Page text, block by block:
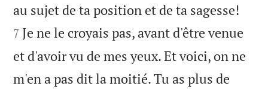
au sujet de ta position et de ta sagesse!
7 Je ne le croyais pas, avant d'être venue
et d'avoir vu de mes yeux. Et voici, on ne
m'en a pas dit la moitié. Tu as plus de